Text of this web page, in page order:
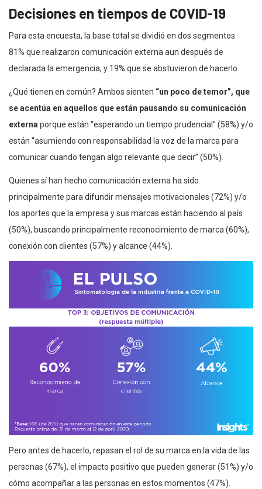
Decisiones en tiempos de COVID-19
Para esta encuesta, la base total se dividió en dos segmentos:
81% que realizaron comunicación externa aun después de
declarada la emergencia, y 19% que se abstuvieron de hacerlo.
¿Qué tienen en común? Ambos sienten “un poco de temor”, que
se acentúa en aquellos que están pausando su comunicación
externa porque están “esperando un tiempo prudencial” (58%) y/o
están “asumiendo con responsabilidad la voz de la marca para
comunicar cuando tengan algo relevante que decir” (50%).
Quienes sí han hecho comunicación externa ha sido
principalmente para difundir mensajes motivacionales (72%) y/o
los aportes que la empresa y sus marcas están haciendo al país
(50%), buscando principalmente reconocimiento de marca (60%),
conexión con clientes (57%) y alcance (44%).
Pero antes de hacerlo, repasan el rol de su marca en la vida de las
personas (67%), el impacto positivo que pueden generar (51%) y/o
cómo acompañar a las personas en estos momentos (47%).